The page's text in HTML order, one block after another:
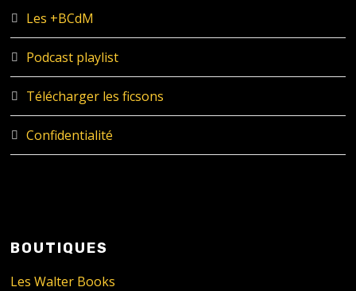
Les +BCdM
Podcast playlist
Télécharger les ficsons
Confidentialité
BOUTIQUES
Les Walter Books